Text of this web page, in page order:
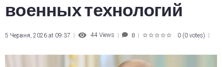
военных технологий
5 Червня, 2026 at 09:37 44 Views 0 0 (0 votes)